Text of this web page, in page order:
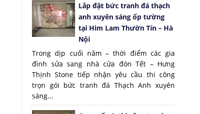
Lắp đặt bức tranh đá thạch
anh xuyên sáng ốp tường
tại Him Lam Thườn Tín – Hà
Nội
Trong dịp cuối năm – thời điểm các gia
đình sửa sang nhà cửa đón Tết – Hưng
Thịnh Stone tiếp nhận yêu cầu thi công
trọn gói bức tranh đá Thạch Anh xuyên
sáng...